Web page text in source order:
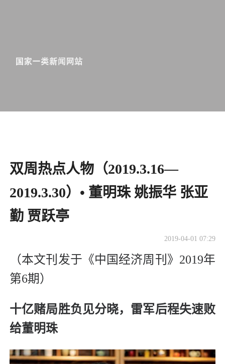
双周热点人物（2019.3.16—
2019.3.30）• 董明珠 姚振华 张亚
勤 贾跃亭
2019-04-01 07:29
（本文刊发于《中国经济周刊》2019年
第6期）
十亿赌局胜负见分晓，雷军后程失速败
给董明珠